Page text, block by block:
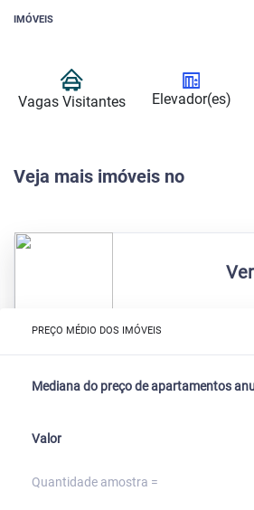
IMÓVEIS
Vagas Visitantes Elevador(es)
Veja mais imóveis no
PREÇO MÉDIO DOS IMÓVEIS
Mediana do preço de apartamentos
Valor
Quantidade amostra =